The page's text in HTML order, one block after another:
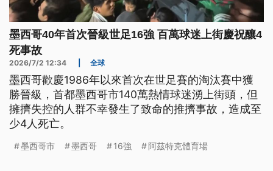
墨西哥40年首次晉級世足16強 百萬球迷上街慶祝釀4
死事故
2026/7/2 12:34 全球
墨西哥歡慶1986年以來首次在世足賽的淘汰賽中獲
勝晉級，首都墨西哥市140萬熱情球迷湧上街頭，但
擁擠失控的人群不幸發生了致命的推擠事故，造成至
少4人死亡。
墨西哥市 墨西哥 16強 阿茲特克體育場